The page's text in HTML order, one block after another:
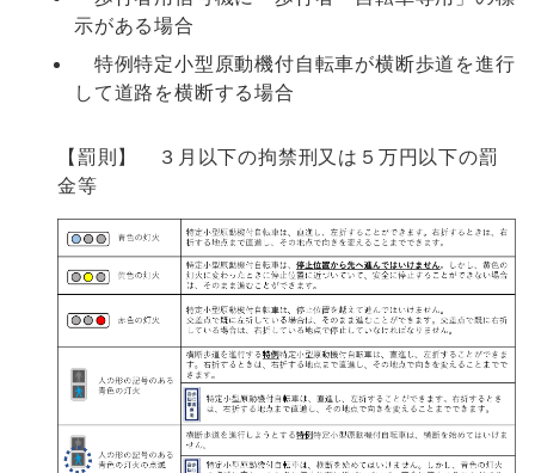
示がある場合
特例特定小型原動機付自転車が横断歩道を進行
して道路を横断する場合
【罰則】 ３月以下の拘禁刑又は５万円以下の罰
金等